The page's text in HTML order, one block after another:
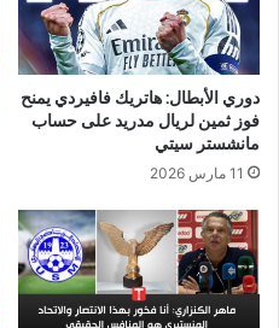
دوري الأبطال: هاتريك فافيردي يمنح
فوز ثمين لريال مدريد على حساب
مانشستر سيتي
11 مارس 2026